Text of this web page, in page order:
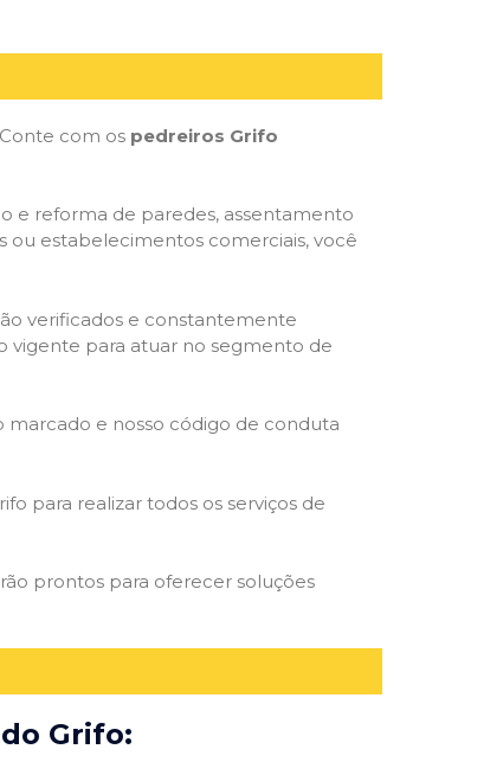
com os pedreiros Grifo
e reforma de paredes, assentamento
ou estabelecimentos comerciais, você
verificados e constantemente
vigente para atuar no segmento de
e nosso código de conduta
para realizar todos os serviços de
prontos para oferecer soluções
Grifo: